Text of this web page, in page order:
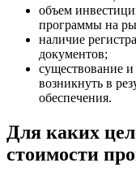
объем
программы на
наличие
документов;
существование и
возникнуть в
обеспечения.
Для каких
стоимости